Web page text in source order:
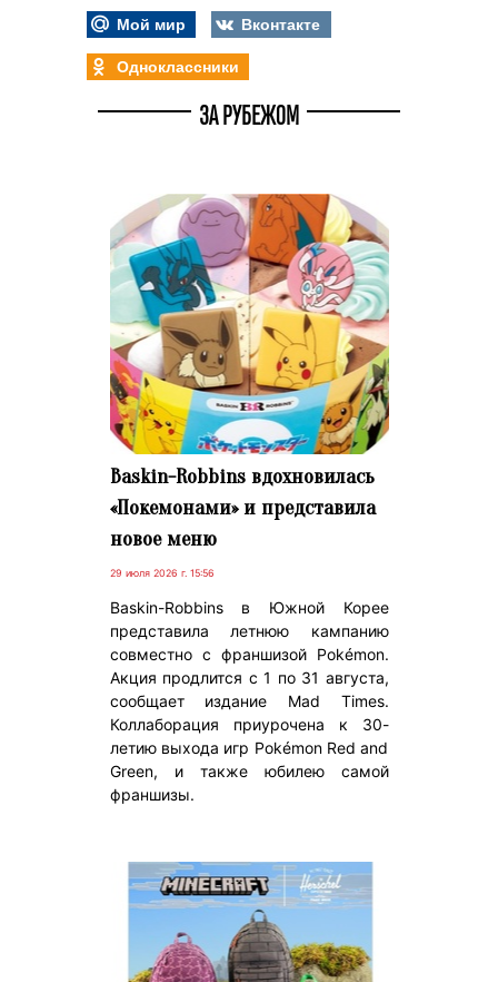
Мой мир
Вконтакте
Одноклассники
ЗА РУБЕЖОМ
Baskin-Robbins вдохновилась
«Покемонами» и представила
новое меню
29 июля 2026 г. 15:56
Baskin-Robbins в Южной Корее
представила летнюю кампанию
совместно с франшизой Pokémon.
Акция продлится с 1 по 31 августа,
сообщает издание Mad Times.
Коллаборация приурочена к 30-
летию выхода игр Pokémon Red and
Green, и также юбилею самой
франшизы.